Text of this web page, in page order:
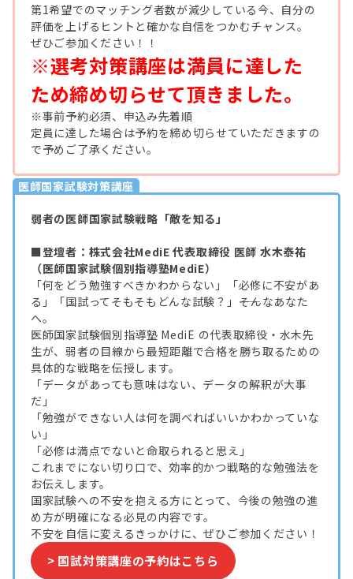
第1希望でのマッチング者数が減少している今、自分の
評価を上げるヒントと確かな自信をつかむチャンス。
ぜひご参加ください！！
※選考対策講座は満員に達した
ため締め切らせて頂きました。
※事前予約必須、申込み先着順
定員に達した場合は予約を締め切らせていただきますの
で予めご了承ください。
医師国家試験対策講座
弱者の医師国家試験戦略「敵を知る」
■登壇者：株式会社MediE 代表取締役 医師 水木泰祐
（医師国家試験個別指導塾MediE）
「何をどう勉強すべきかわからない」「必修に不安があ
る」「国試ってそもそもどんな試験？」――そんなあなた
へ。
医師国家試験個別指導塾 MediE の代表取締役・水木先
生が、弱者の目線から最短距離で合格を勝ち取るための
具体的な戦略を伝授します。
「データがあっても意味はない、データの解釈が大事
だ」
「勉強ができない人は何を調べればいいかわかっていな
い」
「必修は満点でないと命取られると思え」
これまでにない切り口で、効率的かつ戦略的な勉強法を
お伝えします。
国家試験への不安を抱える方にとって、今後の勉強の進
め方が明確になる必見の内容です。
不安を自信に変えるきっかけに、ぜひご参加ください！
> 国試対策講座の予約はこちら